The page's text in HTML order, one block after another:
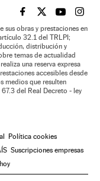
EL PAÍS BRASIL EN
EL PAÍSEL PAÍS
EL
sus obras y prestaciones en
32.1 del TRLPI;
distribución y
temas de actualidad
una reserva expresa
accesibles desde
medios que resulten
del Real Decreto - ley
Política cookies
Suscripciones empresas